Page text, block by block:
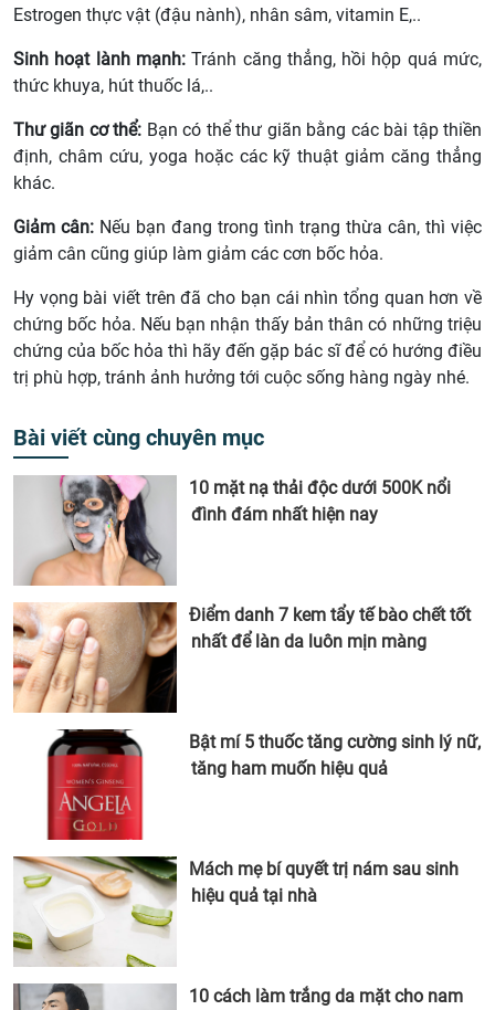
Estrogen thực vật (đậu nành), nhân sâm, vitamin E,..
Sinh hoạt lành mạnh:Tránh căng thẳng, hồi hộp quá mức,
thức khuya, hút thuốc lá,..
Thư giãn cơ thể: Bạn có thể thư giãn bằng các bài tập thiền
định, châm cứu, yoga hoặc các kỹ thuật giảm căng thẳng
khác.
Giảm cân: Nếu bạn đang trong tình trạng thừa cân, thì việc
giảm cân cũng giúp làm giảm các cơn bốc hỏa.
Hy vọng bài viết trên đã cho bạn cái nhìn tổng quan hơn về
chứng bốc hỏa. Nếu bạn nhận thấy bản thân có những triệu
chứng của bốc hỏa thì hãy đến gặp bác sĩ để có hướng điều
trị phù hợp, tránh ảnh hưởng tới cuộc sống hàng ngày nhé.
Bài viết cùng chuyên mục
10 mặt nạ thải độc dưới 500K nổi
đình đám nhất hiện nay
Điểm danh 7 kem tẩy tế bào chết tốt
nhất để làn da luôn mịn màng
Bật mí 5 thuốc tăng cường sinh lý nữ,
tăng ham muốn hiệu quả
Mách mẹ bí quyết trị nám sau sinh
hiệu quả tại nhà
10 cách làm trắng da mặt cho nam